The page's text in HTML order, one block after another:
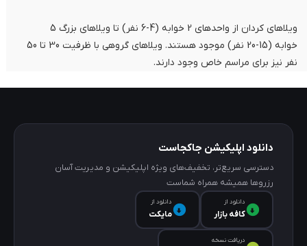
ویلاهای کردان از واحدهای 2 خوابه (4-6 نفر) تا ویلاهای بزرگ 5
خوابه (15-20 نفر) موجود هستند. ویلاهای گروهی با ظرفیت 30 تا 50
نفر نیز برای مراسم خاص وجود دارند.
دانلود اپلیکیشن جاکجاست
دسترسی سریع‌تر، تخفیف‌های ویژه اپلیکیشن و مدیریت آسان
رزروها همیشه همراه شماست
دانلود از
کافه‌ بازار
دانلود از
مایکت
دریافت نسخه